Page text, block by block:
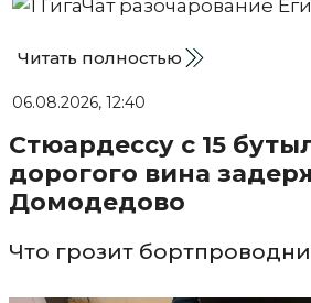
Читать полностью
06.08.2026, 12:40
Стюардессу с 15
дорогого вина
Домодедово
Что грозит